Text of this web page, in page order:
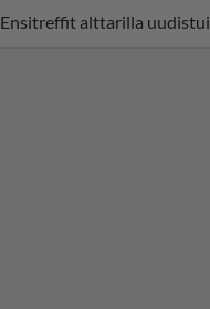
Ensitreffit alttarilla uudistui.